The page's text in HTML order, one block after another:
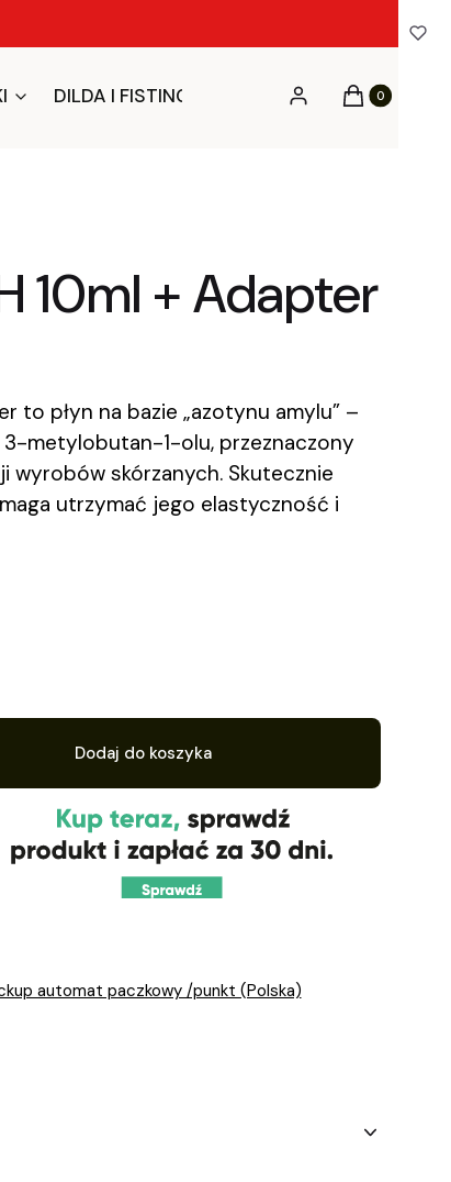
DILDA I FISTING BDSM I FETYSZ
Zaloguj sięProdukty w
Koszyk
10ml + Adapter
to płyn na bazie „azotynu amylu” –
3-metylobutan-1-olu, przeznaczony
wyrobów skórzanych. Skutecznie
utrzymać jego elastyczność i
Dodaj do koszyka
automat paczkowy /punkt (Polska)